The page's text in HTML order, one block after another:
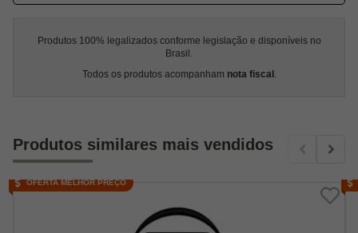
Produtos 100% legalizados conforme legislação e disponíveis no
Brasil.
Todos os produtos acompanham nota fiscal.
Produtos similares mais vendidos
OFERTA MELHOR PREÇO